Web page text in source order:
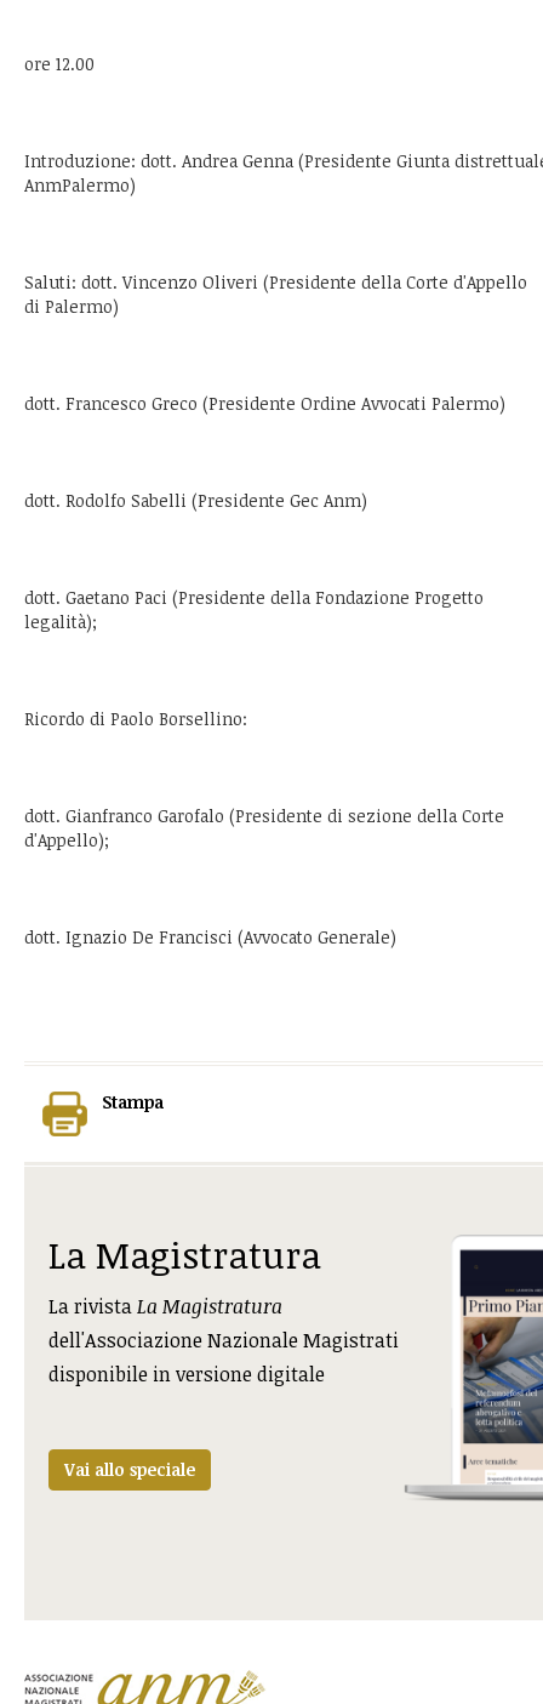
ore 12.00
Introduzione: dott. Andrea Genna (Presidente Giunta
AnmPalermo)
Saluti: dott. Vincenzo Oliveri (Presidente della Corte d'Appello
di Palermo)
dott. Francesco Greco (Presidente Ordine Avvocati Palermo)
dott. Rodolfo Sabelli (Presidente Gec Anm)
dott. Gaetano Paci (Presidente della Fondazione Progetto
legalità);
Ricordo di Paolo Borsellino:
dott. Gianfranco Garofalo (Presidente di sezione della Corte
d'Appello);
dott. Ignazio De Francisci (Avvocato Generale)
Stampa
La Magistratura
La rivistaLa Magistratura
dell'Associazione Nazionale Magistrati
disponibile in versione digitale
Vai allo speciale